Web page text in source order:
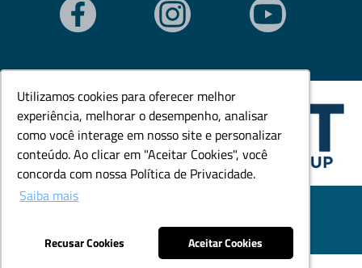
Utilizamos cookies para oferecer melhor
experiência, melhorar o desempenho, analisar
como você interage em nosso site e personalizar
conteúdo. Ao clicar em "Aceitar Cookies", você
concorda com nossa Política de Privacidade.
Saiba mais
Recusar Cookies Aceitar Cookies
Utilizamos cookies para oferecer melhor
experiência, melhorar o desempenho, analisar
como você interage em nosso site e personalizar
conteúdo. Ao clicar em "Aceitar Cookies", você
concorda com nossa Política de Privacidade.
Saiba mais
Recusar Cookies Aceitar Cookies
© Todos os direitos reservados. Goedert Ltda - CNPJ:
Desenvolvido por: Área Local